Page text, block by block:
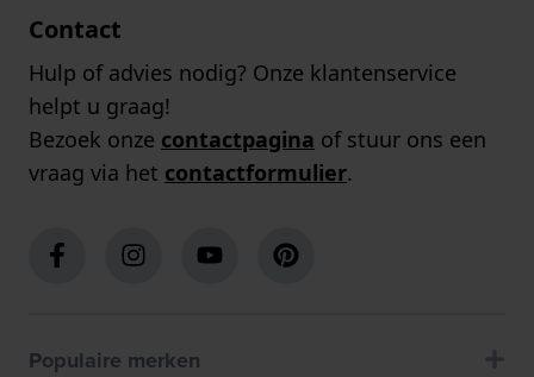
Contact
Hulp of advies nodig? Onze klantenservice
helpt u graag!
Bezoek onze contactpagina of stuur ons een
vraag via het contactformulier.
Populaire merken